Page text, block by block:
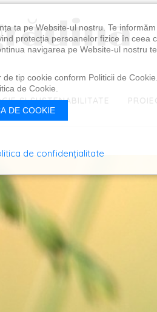
ȘI SUSTENABILITATE
ta pe Website-ul nostru. Te
protecția persoanelor fizice în ceea
navigarea pe Website-ul nostru
tip cookie conform Politicii de
de Cookie.
DE COOKIE
de confidențialitate